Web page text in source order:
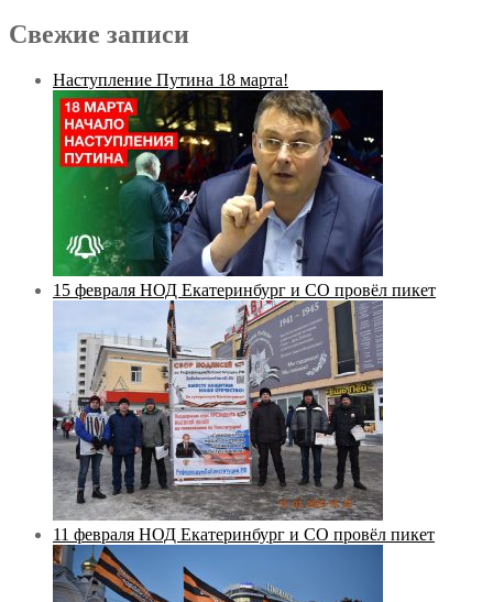
Свежие записи
Наступление Путина 18 марта!
15 февраля НОД Екатеринбург и СО провёл пикет
11 февраля НОД Екатеринбург и СО провёл пикет